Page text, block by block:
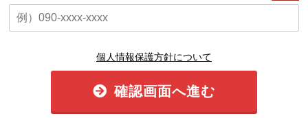
個人情報保護方針について
確認画面へ進む